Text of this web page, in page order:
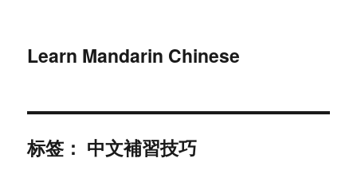
Learn Mandarin Chinese
标签： 中文補習技巧